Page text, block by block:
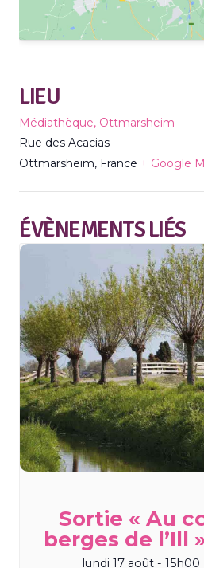
LIEU
Médiathèque, Ottmarsheim
Rue des Acacias
Ottmarsheim, France + Google
ÉVÈNEMENTS LIÉS
Sortie « Au
berges de l’Ill
lundi 17 août - 15h00